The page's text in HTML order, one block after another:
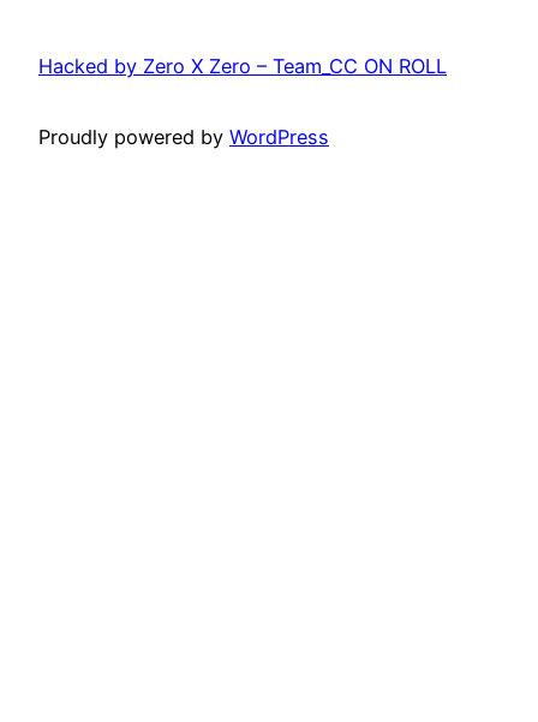
Hacked by Zero X Zero – Team_CC ON ROLL
Proudly powered by WordPress